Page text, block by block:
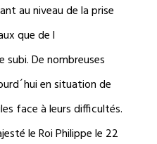
au niveau de la prise
que de l
subi. De nombreuses
en situation de
face à leurs difficultés.
le Roi Philippe le 22